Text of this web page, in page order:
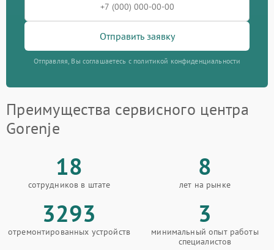
Отправить заявку
Отправляя, Вы соглашаетесь с политикой конфиденциальности
Преимущества сервисного центра
Gorenje
18
сотрудников в штате
8
лет на рынке
3293
отремонтированных устройств
3
минимальный опыт работы
специалистов